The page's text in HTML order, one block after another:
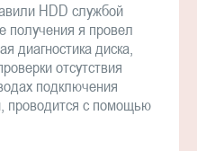
HDD службой
получения я провел
диагностика диска,
отсутствия
подключения
проводится с помощью